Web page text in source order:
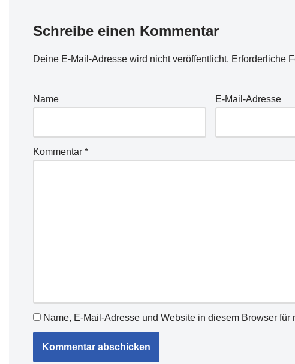
Schreibe einen Kommentar
Deine E-Mail-Adresse wird nicht veröffentlicht. Erforderliche
Name E-Mail-Adresse
Kommentar *
Name, E-Mail-Adresse und Website in diesem Browser